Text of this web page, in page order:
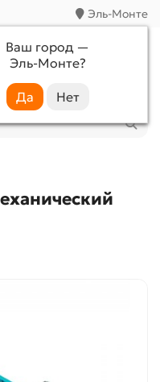
Эль-Монте
Ваш город —
Эль-Монте?
+7 (988) 233-44-52